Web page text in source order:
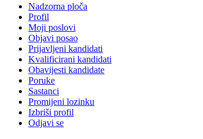
Nadzorna ploča
Profil
Moji poslovi
Objavi posao
Prijavljeni kandidati
Kvalificirani kandidati
Obavijesti kandidate
Poruke
Sastanci
Promijeni lozinku
Izbriši profil
Odjavi se